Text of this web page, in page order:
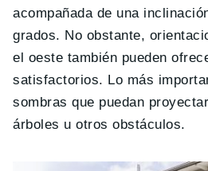
acompañada de una
grados. No obstante,
el oeste también pueden
satisfactorios. Lo más
sombras que puedan
árboles u otros obstáculos.